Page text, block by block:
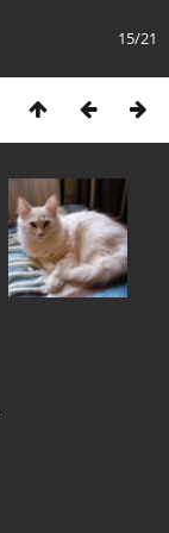
15/21